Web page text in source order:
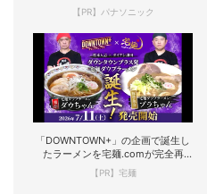
【PR】パナソニック
「DOWNTOWN+」の企画で誕生し
たラーメンを宅麺.comが完全再
現！
【PR】宅麺